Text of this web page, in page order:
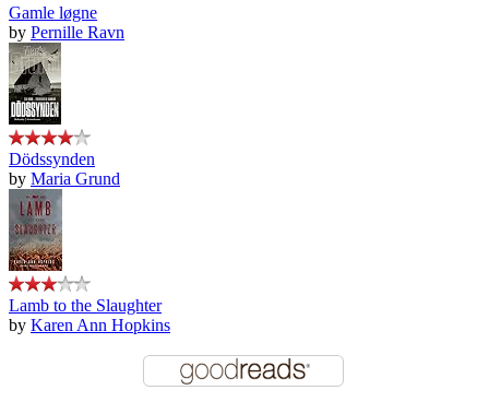
Gamle løgne
by Pernille Ravn
Dödssynden
by Maria Grund
Lamb to the Slaughter
by Karen Ann Hopkins